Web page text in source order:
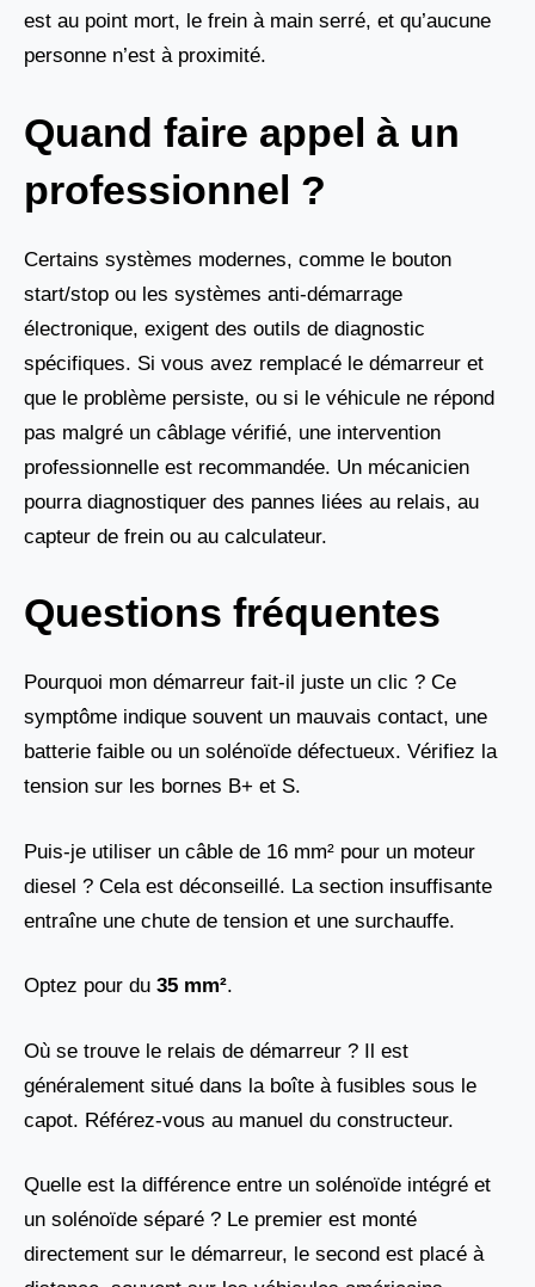
est au point mort, le frein à main serré, et qu’aucune
personne n’est à proximité.
Quand faire appel à un
professionnel ?
Certains systèmes modernes, comme le bouton
start/stop ou les systèmes anti-démarrage
électronique, exigent des outils de diagnostic
spécifiques. Si vous avez remplacé le démarreur et
que le problème persiste, ou si le véhicule ne répond
pas malgré un câblage vérifié, une intervention
professionnelle est recommandée. Un mécanicien
pourra diagnostiquer des pannes liées au relais, au
capteur de frein ou au calculateur.
Questions fréquentes
Pourquoi mon démarreur fait-il juste un clic ? Ce
symptôme indique souvent un mauvais contact, une
batterie faible ou un solénoïde défectueux. Vérifiez la
tension sur les bornes B+ et S.
Puis-je utiliser un câble de 16 mm² pour un moteur
diesel ? Cela est déconseillé. La section insuffisante
entraîne une chute de tension et une surchauffe.
Optez pour du 35 mm².
Où se trouve le relais de démarreur ? Il est
généralement situé dans la boîte à fusibles sous le
capot. Référez-vous au manuel du constructeur.
Quelle est la différence entre un solénoïde intégré et
un solénoïde séparé ? Le premier est monté
directement sur le démarreur, le second est placé à